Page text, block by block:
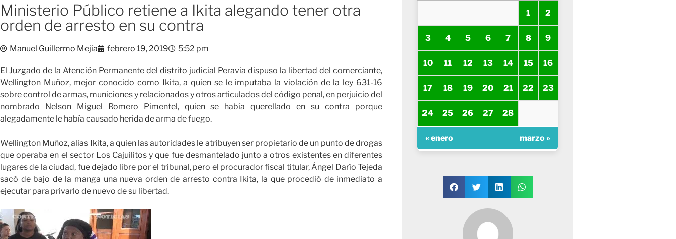
Ministerio Público retiene a Ikita alegando tener otra
orden de arresto en su contra
Manuel Guillermo Mejía febrero 19, 2019 5:52 pm
El Juzgado de la Atención Permanente del distrito judicial Peravia dispuso la libertad del comerciante,
Wellington Muñoz, mejor conocido como Ikita, a quien se le imputaba la violación de la ley 631-16
sobre control de armas, municiones y relacionados y otros articulados del código penal, en perjuicio del
nombrado Nelson Miguel Romero Pimentel, quien se había querellado en su contra porque
alegadamente le había causado herida de arma de fuego.
Wellington Muñoz, alias Ikita, a quien las autoridades le atribuyen ser propietario de un punto de drogas
que operaba en el sector Los Cajuilitos y que fue desmantelado junto a otros existentes en diferentes
lugares de la ciudad, fue dejado libre por el tribunal, pero el procurador fiscal titular, Ángel Darío Tejeda
sacó de bajo de la manga una nueva orden de arresto contra Ikita, la que procedió de inmediato a
ejecutar para privarlo de nuevo de su libertad.
1 2
3 4 5 6 7 8 9
10 11 12 13 14 15 16
17 18 19 20 21 22 23
24 25 26 27 28
« enero marzo »